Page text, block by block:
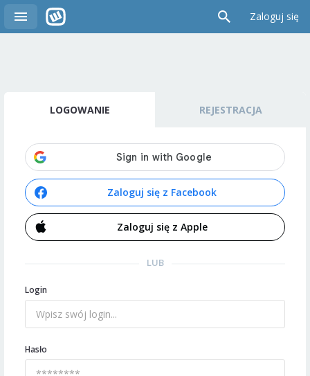
Zaloguj się
LOGOWANIE REJESTRACJA
Zaloguj się z Facebook
Zaloguj się z Apple
LUB
Login
Hasło